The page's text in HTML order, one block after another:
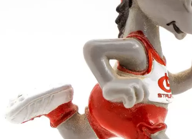
Staufen verstärken. Geplant sind
Juniorenmeisterschaften in
jedoch zu einem Meeting nach